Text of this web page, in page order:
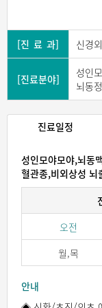
[진 료 과] 신경
[진료분야]
성인
뇌동
진료일정
성인모야모야,뇌동
혈관종,비외상성 뇌
오전
월,목
안내